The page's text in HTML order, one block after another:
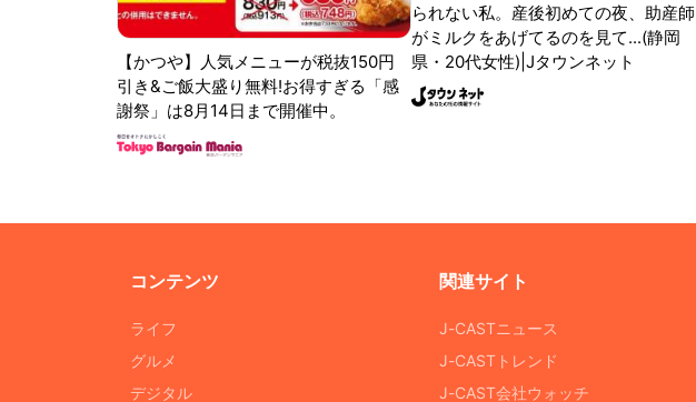
【かつや】人気メニューが税抜150円
引き&ご飯大盛り無料!お得すぎる「感
謝祭」は8月14日まで開催中。
られない私。産後初めての夜、助産師
がミルクをあげてるのを見て...(静岡
県・20代女性)|Jタウンネット
コンテンツ
ライフ
グルメ
デジタル
関連サイト
J-CASTニュース
J-CASTトレンド
J-CAST会社ウォッチ